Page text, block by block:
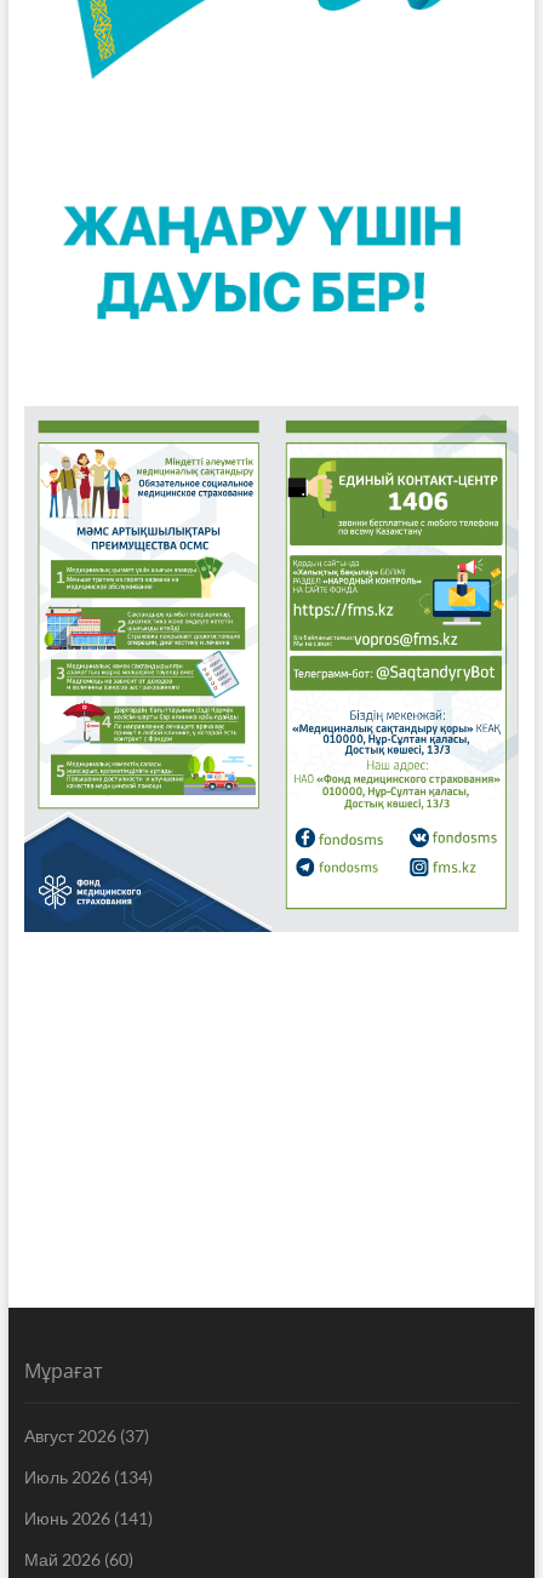
Мұрағат
Август 2026(37)
Июль 2026(134)
Июнь 2026(141)
Май 2026(60)